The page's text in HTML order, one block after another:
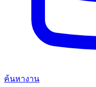
ค้นหางาน